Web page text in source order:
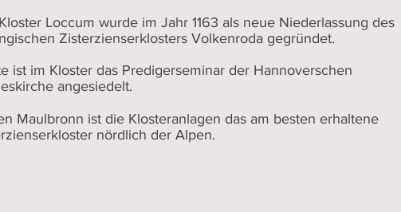
Loccum wurde im Jahr 1163 als neue Niederlassung des
Zisterzienserklosters Volkenroda gegründet.
ist im Kloster das Predigerseminar der Hannoverschen
angesiedelt.
Maulbronn ist die Klosteranlagen das am besten erhaltene
nördlich der Alpen.